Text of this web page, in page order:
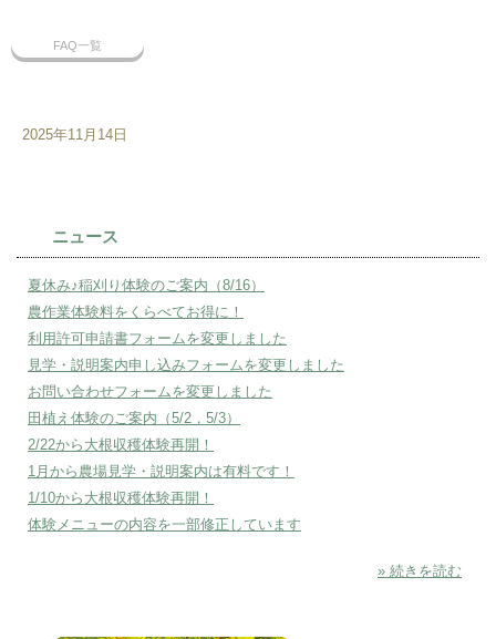
FAQ一覧
2025年11月14日
ニュース
夏休み♪稲刈り体験のご案内（8/16）
農作業体験料をくらべてお得に！
利用許可申請書フォームを変更しました
見学・説明案内申し込みフォームを変更しました
お問い合わせフォームを変更しました
田植え体験のご案内（5/2，5/3）
2/22から大根収穫体験再開！
1月から農場見学・説明案内は有料です！
1/10から大根収穫体験再開！
体験メニューの内容を一部修正しています
» 続きを読む